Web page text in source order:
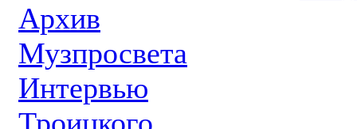
Архив
Музпросвета
Интервью